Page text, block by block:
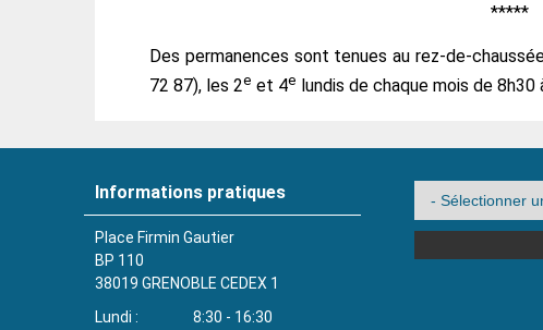
*****
Des permanences sont tenues au rez-de-
72 87), les 2e et 4e lundis de chaque mois de
Informations pratiques
Place Firmin Gautier
BP 110
38019 GRENOBLE CEDEX 1
Lundi
8:30 - 16:30